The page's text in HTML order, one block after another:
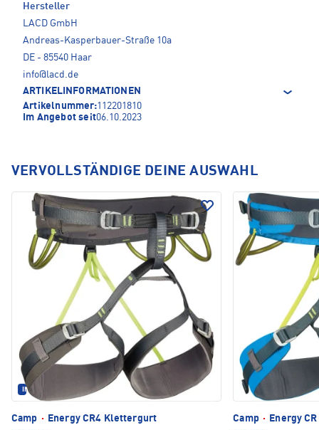
Hersteller
LACD GmbH
Andreas-Kasperbauer-Straße 10a
DE - 85540 Haar
info@lacd.de
ARTIKELINFORMATIONEN
Artikelnummer:112201810
Im Angebot seit06.10.2023
VERVOLLSTÄNDIGE DEINE AUSWAHL
IM SET ERHÄLTLICH
Camp ·
Energy CR4 Klettergurt
Camp ·
Energy